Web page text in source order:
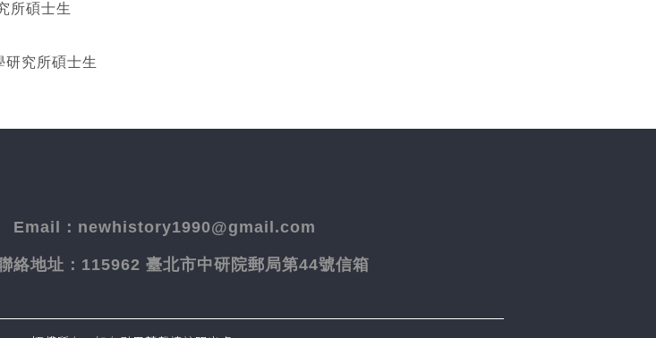
碩士生
研究所碩士生
Email：newhistory1990@gmail.com
絡地址： 115962 臺北市中研院郵局第44號信箱